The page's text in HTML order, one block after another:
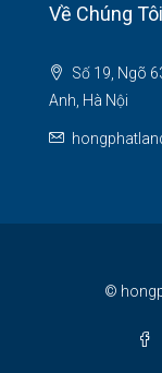
Về Chúng Tôi
Số 19, Ngõ
Anh, Hà Nội
©